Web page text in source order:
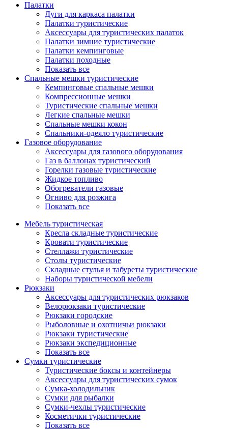
Палатки
Дуги для каркаса палатки
Палатки туристические
Аксессуары для туристических палаток
Палатки зимние туристические
Палатки кемпинговые
Палатки походные
Показать все
Спальные мешки туристические
Кемпинговые спальные мешки
Компрессионные мешки
Туристические спальные мешки
Легкие спальные мешки
Спальные мешки кокон
Спальники-одеяло туристические
Газовое оборудование
Аксессуары для газового оборудования
Газ в баллонах туристический
Горелки газовые туристические
Жидкое топливо
Обогреватели газовые
Огниво для розжига
Показать все
Мебель туристическая
Кресла складные туристические
Кровати туристические
Стеллажи туристические
Столы туристические
Складные стулья и табуреты туристические
Наборы туристической мебели
Рюкзаки
Аксессуары для туристических рюкзаков
Велорюкзаки туристические
Рюкзаки городские
Рыболовные и охотничьи рюкзаки
Рюкзаки туристические
Рюкзаки экспедиционные
Показать все
Сумки туристические
Туристические боксы и контейнеры
Аксессуары для туристических сумок
Сумка-холодильник
Сумки для рыбалки
Сумки-чехлы туристические
Косметички туристические
Показать все